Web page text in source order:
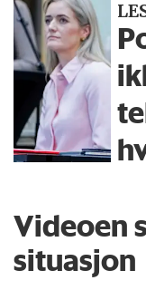
Videoen
situasjon